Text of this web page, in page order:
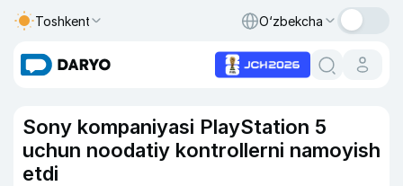
Toshkent O‘zbekcha
Sony kompaniyasi PlayStation 5
uchun noodatiy kontrollerni namoyish
etdi